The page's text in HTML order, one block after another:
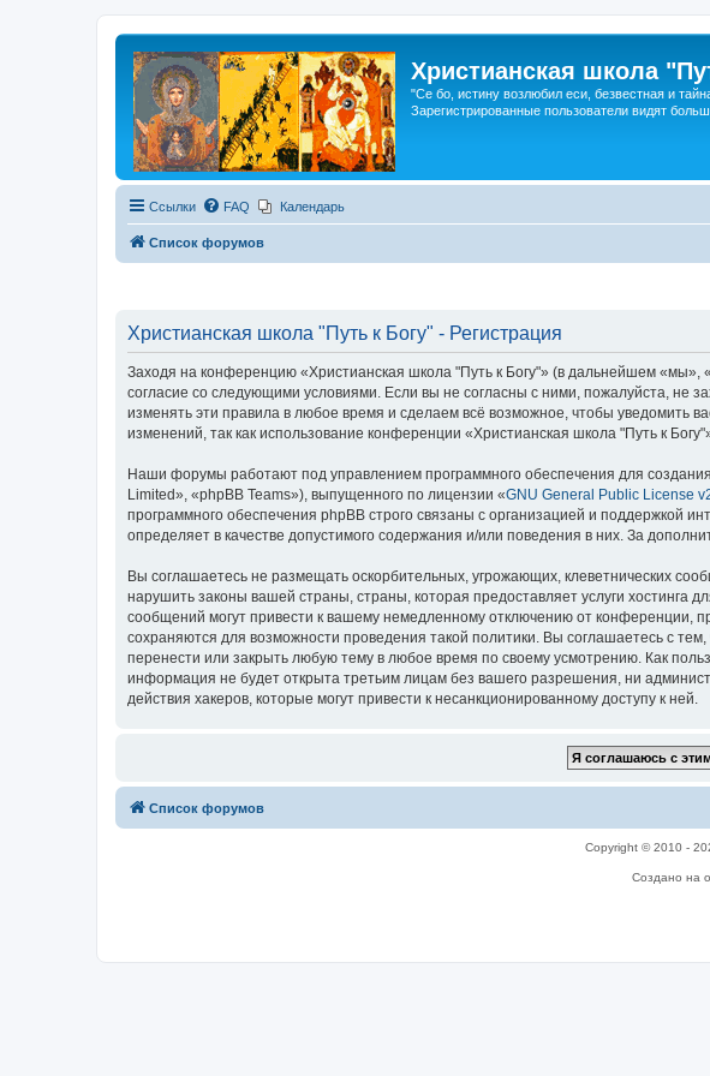
Христианская школа
"Се бо, истину возлюбил еси, безвестная и
Зарегистрированные пользователи видят
Ссылки FAQ Календарь
Список форумов
Христианская школа "Путь к Богу" - Регистрация
Заходя на конференцию «Христианская школа "Путь к Богу"» (в дальнейшем
согласие со следующими условиями. Если вы не согласны с ними, пожалуйста, не
изменять эти правила в любое время и сделаем всё возможное, чтобы уведомить
изменений, так как использование конференции «Христианская школа "Путь к
Наши форумы работают под управлением программного обеспечения для
Limited», «phpBB Teams»), выпущенного по лицензии «GNU General Public License
программного обеспечения phpBB строго связаны с организацией и поддержкой
определяет в качестве допустимого содержания и/или поведения в них. За
Вы соглашаетесь не размещать оскорбительных, угрожающих, клеветнических
нарушить законы вашей страны, страны, которая предоставляет услуги
сообщений могут привести к вашему немедленному отключению от конференции,
сохраняются для возможности проведения такой политики. Вы соглашаетесь с
перенести или закрыть любую тему в любое время по своему усмотрению. Как
информация не будет открыта третьим лицам без вашего разрешения, ни
действия хакеров, которые могут привести к несанкционированному доступу к ней.
Список форумов
Copyright © 2010 -
Создано на